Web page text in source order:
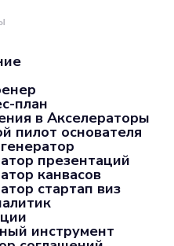
план
в Акселераторы
пилот основателя
презентаций
канвасов
стартап виз
инструмент